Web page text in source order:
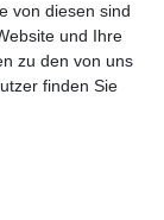
Topmarken
von diesen sind
und Ihre
zu den von uns
finden Sie